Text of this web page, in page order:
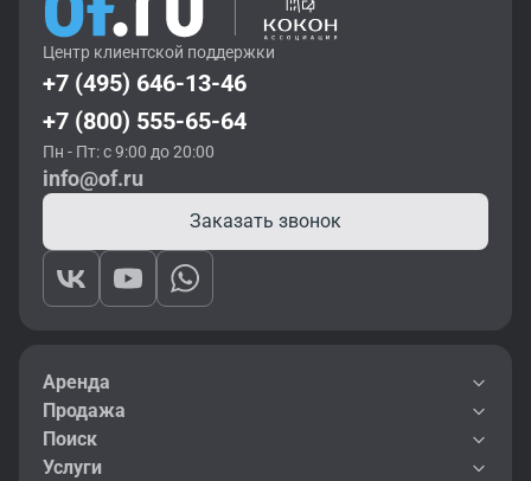
Центр клиентской поддержки
+7 (495) 646-13-46
+7 (800) 555-65-64
Пн - Пт: с 9:00 до 20:00
info@of.ru
Заказать звонок
Аренда
Продажа
Поиск
Услуги